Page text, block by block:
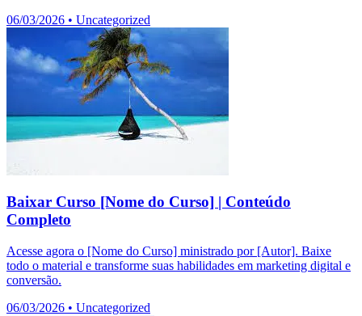
06/03/2026 • Uncategorized
Baixar Curso [Nome do Curso] | Conteúdo
Completo
Acesse agora o [Nome do Curso] ministrado por [Autor]. Baixe
todo o material e transforme suas habilidades em marketing digital e
conversão.
06/03/2026 • Uncategorized